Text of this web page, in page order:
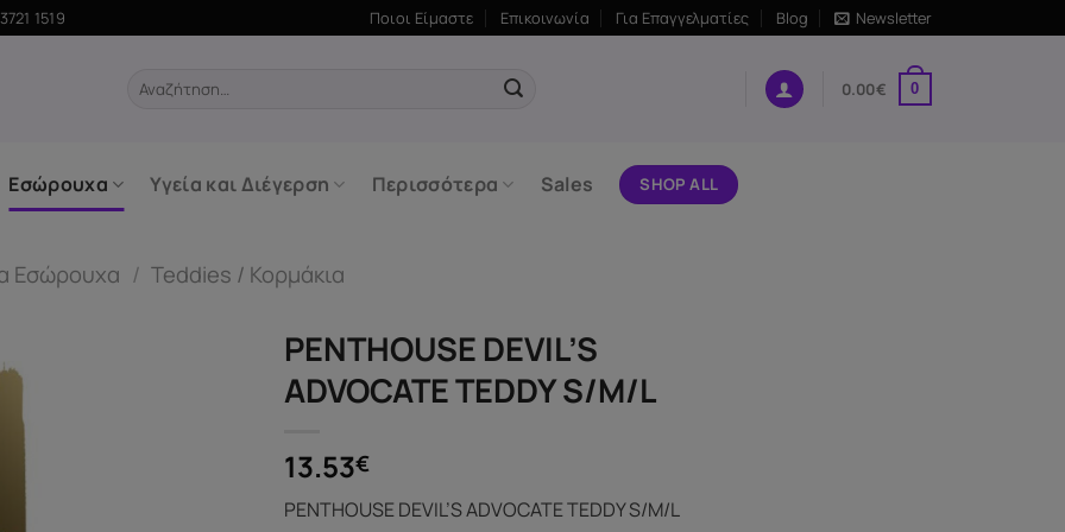
1519 Ποιοι Είμαστε Επικοινωνία Για Επαγγελματίες Blog Newsletter
Αναζήτηση
0.00€ 0
Εσώρουχα Υγεία και Διέγερση Περισσότερα Sales SHOP ALL
Εσώρουχα / Teddies / Κορμάκια
PENTHOUSE DEVIL’S
ADVOCATE TEDDY S/M/L
13.53€
PENTHOUSE DEVIL’S ADVOCATE TEDDY S/M/L